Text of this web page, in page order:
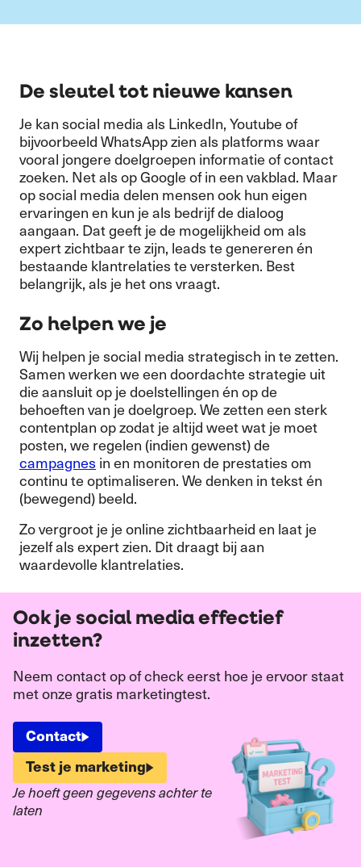
De sleutel tot nieuwe kansen
Je kan social media als LinkedIn, Youtube of
bijvoorbeeld WhatsApp zien als platforms waar
vooral jongere doelgroepen informatie of contact
zoeken. Net als op Google of in een vakblad. Maar
op social media delen mensen ook hun eigen
ervaringen en kun je als bedrijf de dialoog
aangaan. Dat geeft je de mogelijkheid om als
expert zichtbaar te zijn, leads te genereren én
bestaande klantrelaties te versterken. Best
belangrijk, als je het ons vraagt.
Zo helpen we je
Wij helpen je social media strategisch in te zetten.
Samen werken we een doordachte strategie uit
die aansluit op je doelstellingen én op de
behoeften van je doelgroep. We zetten een sterk
contentplan op zodat je altijd weet wat je moet
posten, we regelen (indien gewenst) de
campagnes in en monitoren de prestaties om
continu te optimaliseren. We denken in tekst én
(bewegend) beeld.
Zo vergroot je je online zichtbaarheid en laat je
jezelf als expert zien. Dit draagt bij aan
waardevolle klantrelaties.
Ook je social media effectief
inzetten?
Neem contact op of check eerst hoe je ervoor staat
met onze gratis marketingtest.
Contact
Test je marketing
Je hoeft geen gegevens achter te
laten